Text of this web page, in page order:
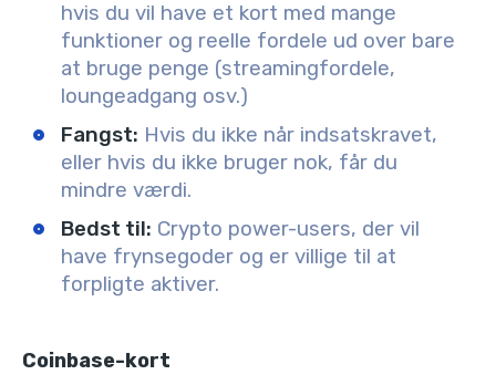
hvis du vil have et kort med mange
funktioner og reelle fordele ud over bare
at bruge penge (streamingfordele,
loungeadgang osv.)
Fangst: Hvis du ikke når indsatskravet,
eller hvis du ikke bruger nok, får du
mindre værdi.
Bedst til: Crypto power-users, der vil
have frynsegoder og er villige til at
forpligte aktiver.
Coinbase-kort